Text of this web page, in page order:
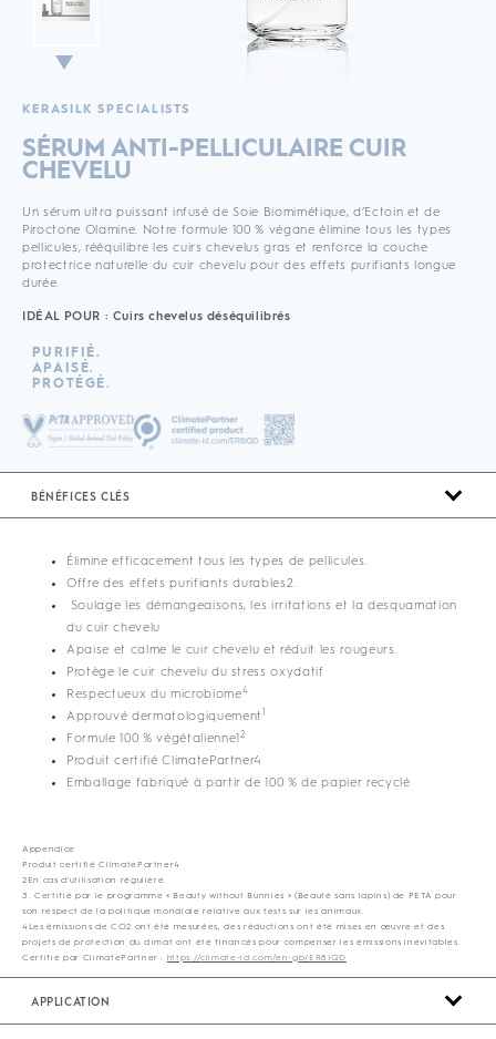
KERASILK SPECIALISTS
SÉRUM ANTI-PELLICULAIRE CUIR
CHEVELU
Un sérum ultra puissant infusé de Soie Biomimétique, d’Ectoin et de
Piroctone Olamine. Notre formule 100 % végane élimine tous les types
pellicules, rééquilibre les cuirs chevelus gras et renforce la couche
protectrice naturelle du cuir chevelu pour des effets purifiants longue
durée.
IDÉAL POUR : Cuirs chevelus déséquilibrés
PURIFIÉ.
APAISÉ.
PROTÉGÉ.
BÉNÉFICES CLÉS
Élimine efficacement tous les types de pellicules.
Offre des effets purifiants durables2.
Soulage les démangeaisons, les irritations et la desquamation
du cuir chevelu
Apaise et calme le cuir chevelu et réduit les rougeurs.
Protège le cuir chevelu du stress oxydatif
Respectueux du microbiome4
Approuvé dermatologiquement 1
Formule 100 % végétalienne12
Produit certifié ClimatePartner4
Emballage fabriqué à partir de 100 % de papier recyclé
Appendice
Produit certifié ClimatePartner4
2En cas d'utilisation régulière
3. Certifié par le programme « Beauty without Bunnies » (Beauté sans lapins) de PETA pour
son respect de la politique mondiale relative aux tests sur les animaux.
4Les émissions de CO2 ont été mesurées, des réductions ont été mises en œuvre et des
projets de protection du climat ont été financés pour compenser les émissions inévitables.
Certifié par ClimatePartner : https://climate-id.com/en-gb/ER8IQD
APPLICATION